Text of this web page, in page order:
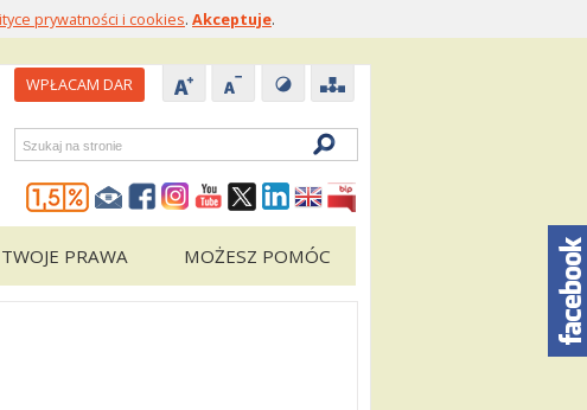
prywatności i cookies. Akceptuje.
WPŁACAM DAR
Wyszukiwarka
TWOJE PRAWA MOŻESZ POMÓC